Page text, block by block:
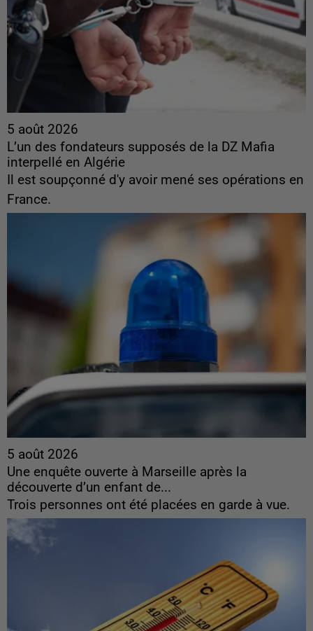
5 août 2026
L’un des fondateurs supposés de la DZ Mafia
interpellé en Algérie
Il est soupçonné d'y avoir mené ses opérations en
France.
5 août 2026
Une enquête ouverte à Marseille après la
découverte d’un enfant de...
Trois personnes ont été placées en garde à vue.